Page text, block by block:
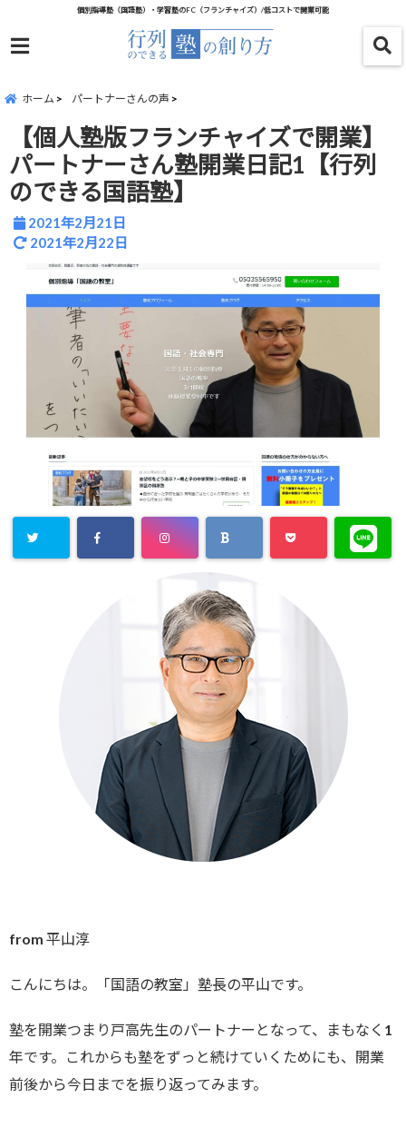
個別指導塾（国語塾）・学習塾のFC（フランチャイズ）/低コストで開業可能
menu
ホーム パートナーさんの声
【個人塾版フランチャイズで開業】
パートナーさん塾開業日記1【行列
のできる国語塾】
2021年2月21日
2021年2月22日
from 平山淳
こんにちは。「国語の教室」塾長の平山です。
塾を開業つまり戸高先生のパートナーとなって、まもなく1
年です。これからも塾をずっと続けていくためにも、開業
前後から今日までを振り返ってみます。